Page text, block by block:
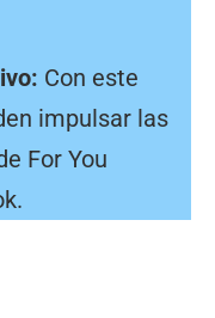
Con este
impulsar las
For You